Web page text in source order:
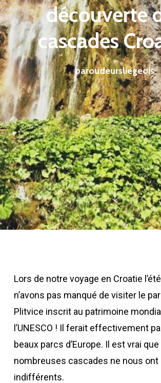
découverte
cascades
baroudeursliegeois
Lors de notre voyage en Croatie
n’avons pas manqué de visiter le
Plitvice inscrit au patrimoine
l’UNESCO ! Il ferait effectivement
beaux parcs d’Europe. Il est vrai
nombreuses cascades ne nous ont
indifférents.